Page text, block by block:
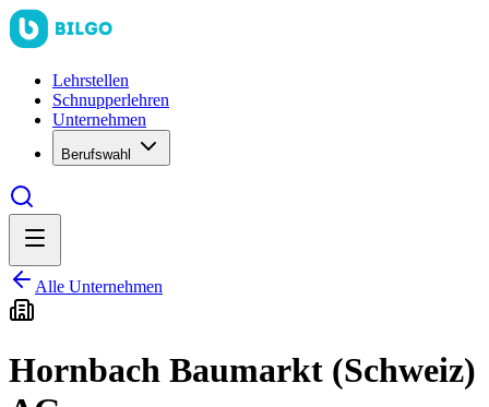
Lehrstellen
Schnupperlehren
Unternehmen
Berufswahl
Alle Unternehmen
Hornbach Baumarkt (Schweiz)